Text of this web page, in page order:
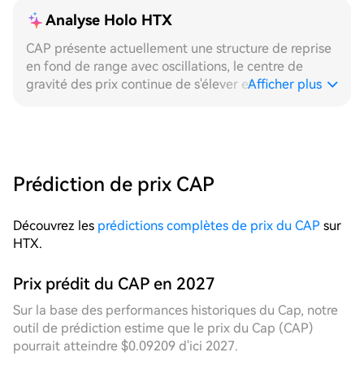
Analyse Holo HTX
CAP présente actuellement une structure de reprise
en fond de range avec oscillations, le centre de
gravité des prix continue de s'élever et la zone de
progressive, avec une amplitude globale
significativement élargie, une densité élevée de
bilatérales réalisées dans plusieurs tranches de prix.
Dans ce contexte, les grilles fixes, en raison de leur
manqués ou des fonctionnements à vide sur
certaines tranches, tandis que les grilles
dynamiques, en ajustant automatiquement leurs
positions grâce au suivi en temps réel de la hausse
du centre de gravité des prix, ont capturé un cycle
Afficher plus
Prédiction de prix CAP
Découvrez les prédictions complètes de prix du CAP sur
HTX.
Prix prédit du CAP en 2027
Sur la base des performances historiques du Cap, notre
outil de prédiction estime que le prix du Cap (CAP)
pourrait atteindre $0.09209 d'ici 2027.